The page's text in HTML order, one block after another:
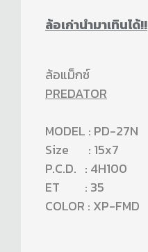
ล้อเก่านำมาเทินได้!!
ล้อแม็กซ์
PREDATOR
MODEL : PD-27N
Size : 15x7
P.C.D. : 4H100
ET : 35
COLOR : XP-FMD